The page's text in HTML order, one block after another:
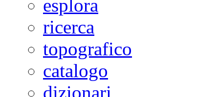
esplora
ricerca
topografico
catalogo
dizionari